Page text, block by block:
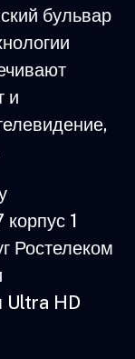
бульвар
и
1
Ростелеком
Ultra HD